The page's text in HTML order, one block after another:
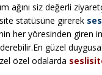
ağını siz değerli
statüsüne girerek
her yöresinden giren
güzel
özel odalarda